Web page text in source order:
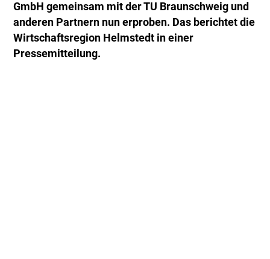
GmbH gemeinsam mit der TU Braunschweig und
anderen Partnern nun erproben. Das berichtet die
Wirtschaftsregion Helmstedt in einer
Pressemitteilung.